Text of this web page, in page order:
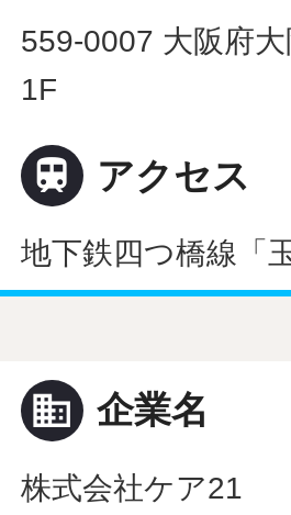
559-0007 大阪府
1F
 アクセス
地下鉄四つ橋線「
business 企業名
株式会社ケア21